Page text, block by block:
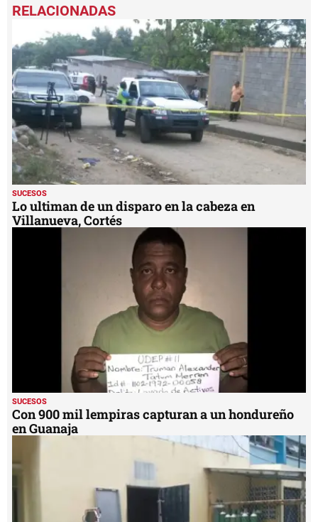
seconds
of
minute,
17
seconds
SUCESOS
Lo ultiman de un disparo en la cabeza en
Villanueva, Cortés
SUCESOS
Con 900 mil lempiras capturan a un hondureño
en Guanaja